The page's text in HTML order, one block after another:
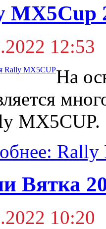
MX5Cup
12:53
На
MX5CUP.
Rally
Вятка
10:20